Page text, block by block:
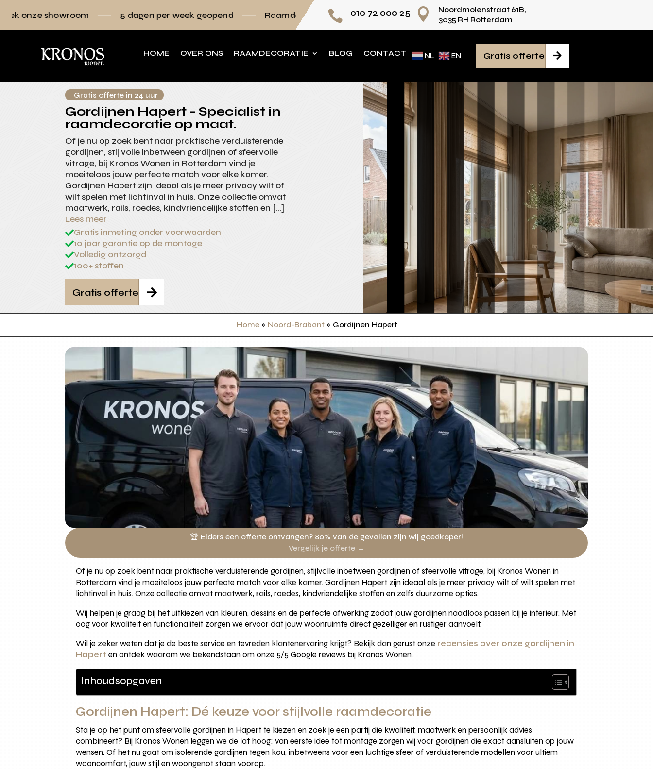
5 dagen per week geopend Raamdecoratie volledig op maat Persoonlijk advies voor iedere ruimte
 010 72 000 25 
Noordmolenstraat 61B,
3035 RH Rotterdam
HOME OVER ONS RAAMDECORATIE BLOG CONTACT NL EN 
Gratis offerte
Gratis offerte in 24 uur
Gordijnen Hapert - Specialist in
raamdecoratie op maat.
Of je nu op zoek bent naar praktische verduisterende
gordijnen, stijlvolle inbetween gordijnen of sfeervolle
vitrage, bij Kronos Wonen in Rotterdam vind je
moeiteloos jouw perfecte match voor elke kamer.
Gordijnen Hapert zijn ideaal als je meer privacy wilt of
wilt spelen met lichtinval in huis. Onze collectie omvat
maatwerk, rails, roedes, kindvriendelijke stoffen en […]
Lees meer
Gratis inmeting onder voorwaarden
10 jaar garantie op de montage
Volledig ontzorgd
100+ stoffen

Gratis offerte
Home» Noord-Brabant» Gordijnen Hapert
🏆 Elders een offerte ontvangen? 80% van de gevallen zijn wij goedkoper!
Vergelijk je offerte →
Of je nu op zoek bent naar praktische verduisterende gordijnen, stijlvolle inbetween gordijnen of sfeervolle vitrage, bij Kronos Wonen in
Rotterdam vind je moeiteloos jouw perfecte match voor elke kamer. Gordijnen Hapert zijn ideaal als je meer privacy wilt of wilt spelen met
lichtinval in huis. Onze collectie omvat maatwerk, rails, roedes, kindvriendelijke stoffen en zelfs duurzame opties.
Wij helpen je graag bij het uitkiezen van kleuren, dessins en de perfecte afwerking zodat jouw gordijnen naadloos passen bij je interieur. Met
oog voor kwaliteit en functionaliteit zorgen we ervoor dat jouw woonruimte direct gezelliger en rustiger aanvoelt.
Wil je zeker weten dat je de beste service en tevreden klantenervaring krijgt? Bekijk dan gerust onze recensies over onze gordijnen in
Hapert en ontdek waarom we bekendstaan om onze 5/5 Google reviews bij Kronos Wonen.
Inhoudsopgaven
Gordijnen Hapert: Dé keuze voor stijlvolle raamdecoratie
Sta je op het punt om sfeervolle gordijnen in Hapert te kiezen en zoek je een partij die kwaliteit, maatwerk en persoonlijk advies
combineert? Bij Kronos Wonen leggen we de lat hoog: van eerste idee tot montage zorgen wij voor gordijnen die exact aansluiten op jouw
wensen. Of het nu gaat om isolerende gordijnen tegen kou, inbetweens voor een luchtige sfeer of verduisterende modellen voor ultiem
wooncomfort, jouw stijl en woongenot staan voorop.